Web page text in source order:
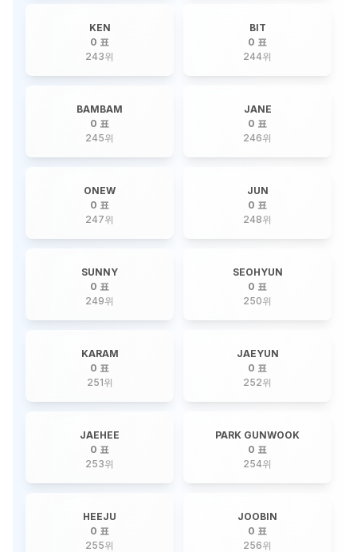
KEN
0 표
243위
BIT
0 표
244위
BAMBAM
0 표
245위
JANE
0 표
246위
ONEW
0 표
247위
JUN
0 표
248위
SUNNY
0 표
249위
SEOHYUN
0 표
250위
KARAM
0 표
251위
JAEYUN
0 표
252위
JAEHEE
0 표
253위
PARK GUNWOOK
0 표
254위
HEEJU
0 표
255위
JOOBIN
0 표
256위